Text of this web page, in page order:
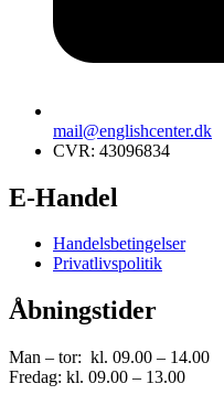
mail@englishcenter.dk
CVR: 43096834
E-Handel
Handelsbetingelser
Privatlivspolitik
Åbningstider
Man – tor: kl. 09.00 – 14.00
Fredag: kl. 09.00 – 13.00